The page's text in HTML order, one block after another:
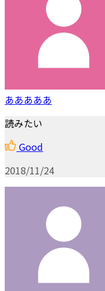
あああああ
読みたい
Good
2018/11/24